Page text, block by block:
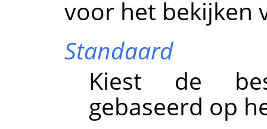
voor het bekijken
Standaard
Kiest de
gebaseerd op